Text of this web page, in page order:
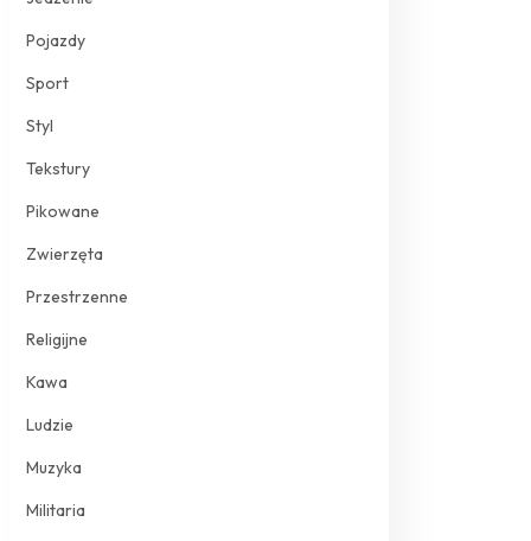
Pojazdy
Sport
Styl
Tekstury
Pikowane
Zwierzęta
Przestrzenne
Religijne
Kawa
Ludzie
Muzyka
Militaria